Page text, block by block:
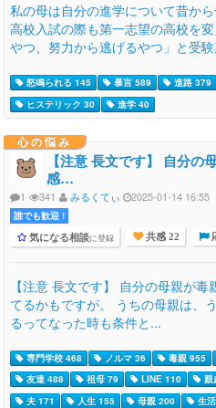
私の母は自分の進学について昔か
高校入試の際も第一志望の高校を
やつ、努力から逃げるやつ」と受
怒鳴られる 145 暴言 589 進路 379
ヒステリック 30
進学 40
心の悩み
【注意 長文です】 自分の
感…
1 341 みるくてぃ 2025-01-14 16:55
誰でも歓迎 !
気になる相談に登録 共感 22
【注意 長文です】 自分の母親が
てるかもですが。 うちの母親は、
るってなった時も条件と...
専門学校 468 ノルマ 36 毒親 955
友達 488
祖母 79 LINE 110 親
夫 171
人生 155 母親 200 生